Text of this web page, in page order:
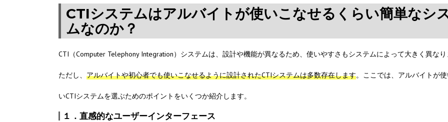
CTIシステムはアルバイトが使いこなせるくらい簡単なシ
ムなのか？
CTI（Computer Telephony Integration）システムは、設計や機能が異なるため、使いやすさもシステムによって大きく異なり
ただし、 アルバイトや初心者でも使いこなせるように設計されたCTIシステムは多数存在します。ここでは、アルバイトが
いCTIシステムを選ぶためのポイントをいくつか紹介します。
１．直感的なユーザーインターフェース